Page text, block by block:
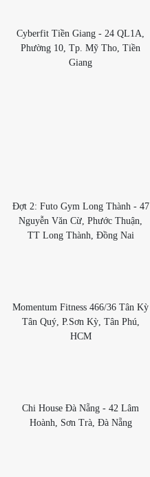
Cyberfit Tiền Giang - 24 QL1A,
Phường 10, Tp. Mỹ Tho, Tiền
Giang
Đợt 2: Futo Gym Long Thành - 47
Nguyễn Văn Cừ, Phước Thuận,
TT Long Thành, Đồng Nai
Momentum Fitness 466/36 Tân Kỳ
Tân Quý, P.Sơn Kỳ, Tân Phú,
HCM
Chi House Đà Nẵng - 42 Lâm
Hoành, Sơn Trà, Đà Nẵng